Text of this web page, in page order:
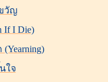
วัญ
If I Die)
ใจ